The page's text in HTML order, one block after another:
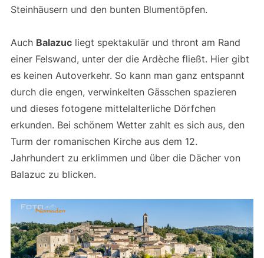
Steinhäusern und den bunten Blumentöpfen.
Auch Balazucliegt spektakulär und thront am Rand
einer Felswand, unter der die Ardèche fließt. Hier gibt
es keinen Autoverkehr. So kann man ganz entspannt
durch die engen, verwinkelten Gässchen spazieren
und dieses fotogene mittelalterliche Dörfchen
erkunden. Bei schönem Wetter zahlt es sich aus, den
Turm der romanischen Kirche aus dem 12.
Jahrhundert zu erklimmen und über die Dächer von
Balazuc zu blicken.